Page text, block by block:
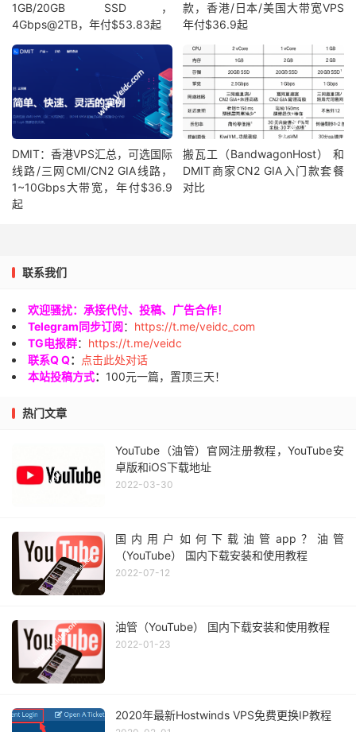
1GB/20GB SSD，
4Gbps@2TB，年付$53.83起
款，香港/日本/美国大带宽VPS
年付$36.9起
DMIT：香港VPS汇总，可选国际
线路/三网CMI/CN2 GIA线路，
1~10Gbps大带宽，年付$36.9
起
搬瓦工（BandwagonHost） 和
DMIT商家CN2 GIA入门款套餐
对比
联系我们
欢迎骚扰：承接代付、投稿、广告合作！
Telegram同步订阅 ： https://t.me/veidc_com
TG电报群： https://t.me/veidc
联系Q Q： 点击此处对话
本站投稿方式： 100元一篇，置顶三天！
热门文章
YouTube（油管）官网注册教程，YouTube安
卓版和iOS下载地址
2022-03-30
国内用户如何下载油管app？油管
（YouTube） 国内下载安装和使用教程
2022-07-12
油管（YouTube） 国内下载安装和使用教程
2022-01-23
2020年最新Hostwinds VPS免费更换IP教程